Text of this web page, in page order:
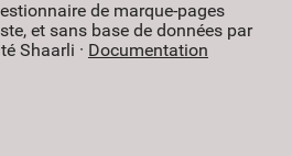
de marque-pages
et sans base de données par
Shaarli · Documentation